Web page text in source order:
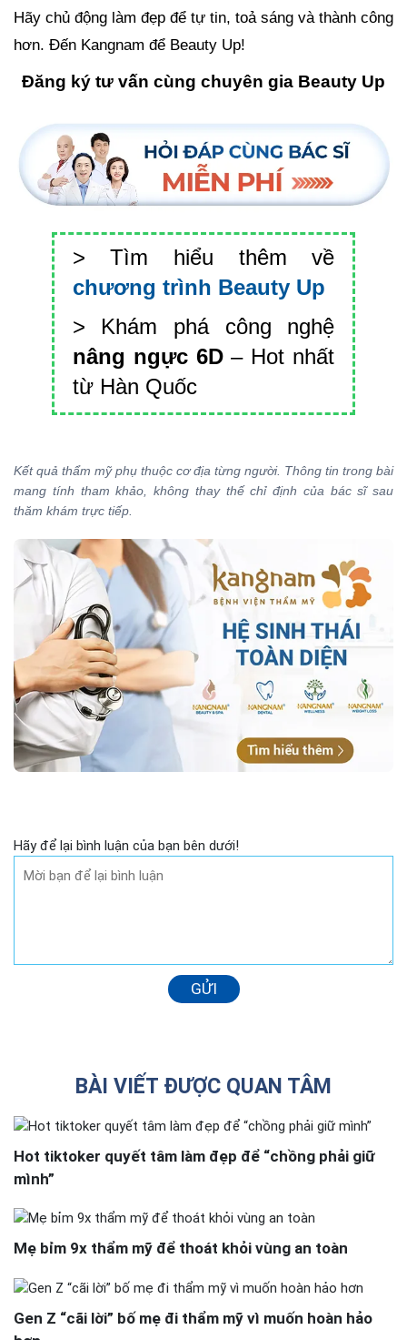
Hãy chủ động làm đẹp để tự tin, toả sáng và thành công
hơn. Đến Kangnam để Beauty Up!
Đăng ký tư vấn cùng chuyên gia Beauty Up
> Tìm hiểu thêm về
chương trình Beauty Up
> Khám phá công nghệ
nâng ngực 6D– Hot nhất
từ Hàn Quốc
Kết quả thẩm mỹ phụ thuộc cơ địa từng người. Thông tin trong bài
mang tính tham khảo, không thay thế chỉ định của bác sĩ sau
thăm khám trực tiếp.
Hãy để lại bình luận của bạn bên dưới!
GỬI
BÀI VIẾT ĐƯỢC QUAN TÂM
Hot tiktoker quyết tâm làm đẹp để “chồng phải giữ
mình”
Mẹ bỉm 9x thẩm mỹ để thoát khỏi vùng an toàn
Gen Z “cãi lời” bố mẹ đi thẩm mỹ vì muốn hoàn hảo